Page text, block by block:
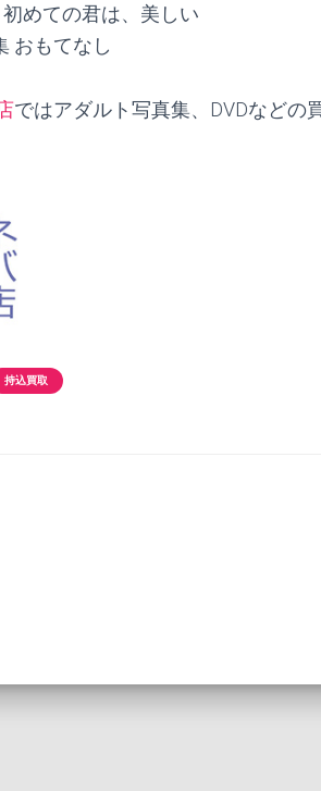
めての君は、美しい
おもてなし
ではアダルト写真集、DVDなどの
持込買取